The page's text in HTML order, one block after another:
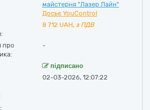
майстерня "Лазер Лайн"
Досьє YouControl
8 712 UAH, з ПДВ
про
-
підписано
02-03-2026, 12:07:22